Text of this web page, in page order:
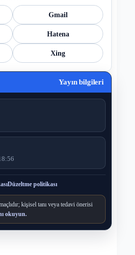
Gmail
Hatena
Xing
Yayın bilgileri
Düzeltme politikası
kişisel tanı veya tedavi önerisi
okuyun.